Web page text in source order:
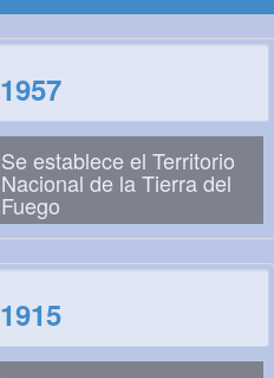
1957
Se establece el Territorio
Nacional de la Tierra del
Fuego
1915